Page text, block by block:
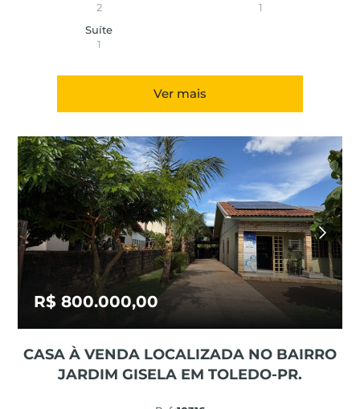
2
1
Suíte
1
Ver mais
R$ 800.000,00
CASA À VENDA LOCALIZADA NO BAIRRO
JARDIM GISELA EM TOLEDO-PR.